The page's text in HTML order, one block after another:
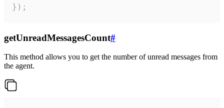
});
getUnreadMessagesCount#
This method allows you to get the number of unread messages from
the agent.